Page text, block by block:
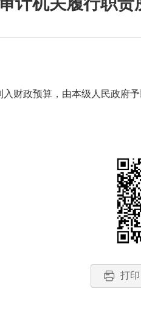
财政预算，由本级人民政府予
打印